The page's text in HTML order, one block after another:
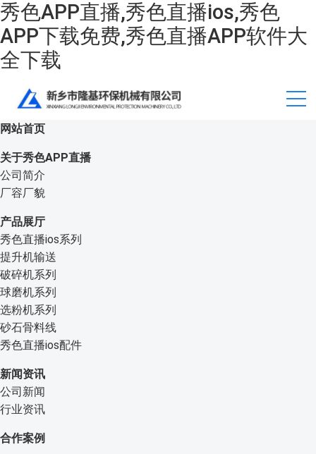
秀色APP直播,秀色直播ios,秀色
APP下载免费,秀色直播APP软件大
全下载
网站首页
关于秀色APP直播
公司简介
厂容厂貌
产品展厅
秀色直播ios系列
提升机输送
破碎机系列
球磨机系列
选粉机系列
砂石骨料线
秀色直播ios配件
新闻资讯
公司新闻
行业资讯
合作案例